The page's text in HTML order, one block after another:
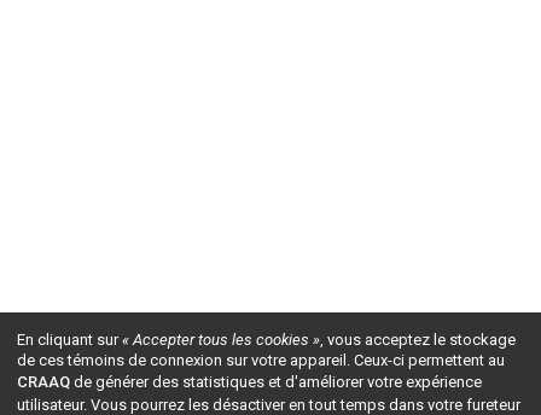
En cliquant sur« Accepter tous les cookies », vous acceptez le stockage
de ces témoins de connexion sur votre appareil. Ceux-ci permettent au
CRAAQ de générer des statistiques et d'améliorer votre expérience
utilisateur. Vous pourrez les désactiver en tout temps dans votre fureteur